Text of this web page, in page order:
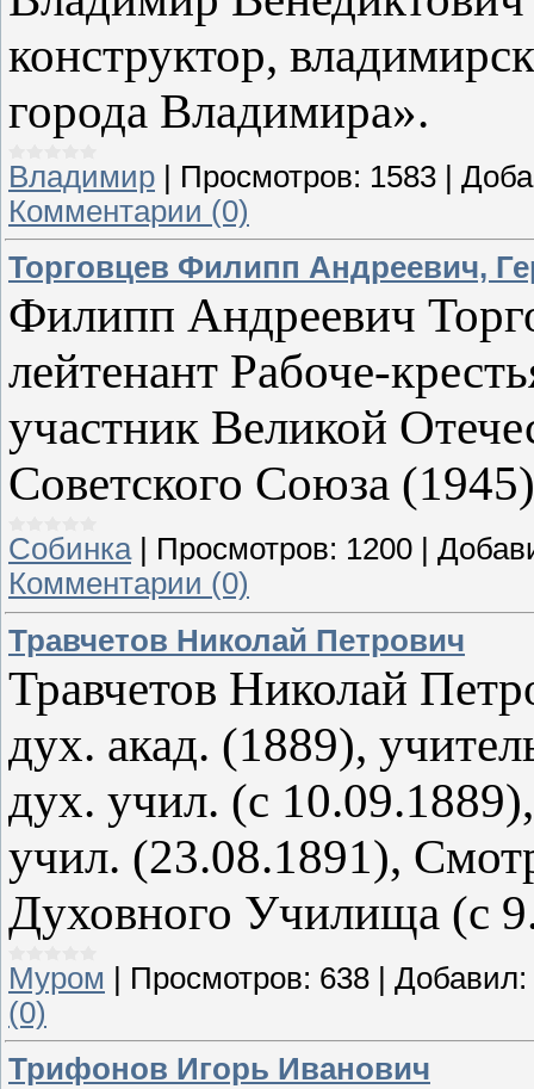
конструктор,
города Владимира».
Владимир | Просмотров: 1583 |
Комментарии (0)
Торговцев Филипп Андреевич,
Филипп Андреевич
лейтенант Рабоче-
участник Великой
Советского Союза
Собинка| Просмотров: 1200
Комментарии (0)
Травчетов Николай Петрович
Травчетов Николай
дух. акад. (1889),
дух. учил. (с
учил. (23.08.1891),
Духовного Училища (с
Муром Просмотров: 638
Добавил:
(0)
Трифонов Игорь Иванович